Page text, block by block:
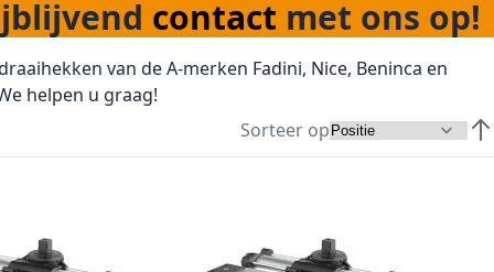
contact met ons op!
van de A-merken Fadini, Nice, Beninca en
helpen u graag!
Sorteer op